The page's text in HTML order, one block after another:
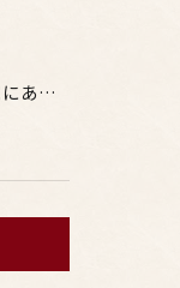
ご来店いただき誠にありがとうございます。